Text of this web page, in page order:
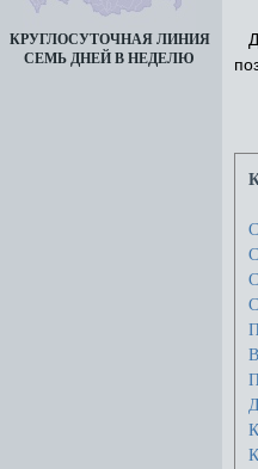
КРУГЛОСУТОЧНАЯ ЛИНИЯ
СЕМЬ ДНЕЙ В НЕДЕЛЮ